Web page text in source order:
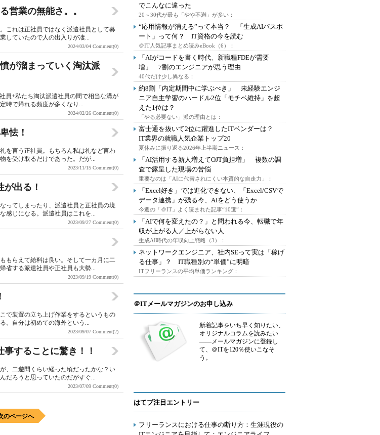
業の無能さ。。
これは正社員ではなく派遣社員として募
していたので人の出入りが凄...
2024/03/04 Comment(0)
が溜まっていく淘汰派
員+私たち淘汰派遣社員の間で相当な溝が
時で帰れる頻度が多くなり...
2024/02/26 Comment(0)
怯！
を言う正社員。もちろん私は礼など言わ
を受け取るだけであった。だが...
2023/11/15 Comment(0)
出る！
ってしまったり、派遣社員と正社員の境
感じになる。派遣社員はこれを...
2023/09/27 Comment(0)
もらえて給料は良い。そして一カ月に二
省する派遣社員や正社員も大勢...
2023/09/19 Comment(0)
で装置の立ち上げ作業をするというもの
。自分は初めての海外という...
2023/09/07 Comment(2)
することに驚き！！
、二遊間くらい経った頃だったかな？い
だろうと思っていたのだがすぐ...
2023/07/09 Comment(0)
のページへ
でこんなに違った
20～30代が最も「やや不満」が多い：
“応用情報が消える”って本当？ 「生成AIパスポ
ート」って何？ IT資格の今を読む
＠IT人気記事まとめ読みeBook（6）：
「AIがコードを書く時代、新職種FDEが需要
増」 7割のエンジニアが思う理由
40代だけ少し異なる：
約8割「内定期間中に学ぶべき」 未経験エンジ
ニア自主学習のハードル2位「モチベ維持」を超
えた1位は？
「やる必要ない」派の理由とは：
富士通を抜いて2位に躍進したITベンダーは？
IT業界の就職人気企業トップ20
夏休みに振り返る2026年上半期ニュース：
「AI活用する新人増えてOJT負担増」 複数の調
査で露呈した現場の苦悩
重要なのは「AIに代替されにくい本質的な自走力」：
「Excel好き」では進化できない、「Excel/CSVで
データ連携」が残る今、AIをどう使うか
今週の「＠IT」よく読まれた記事“10選”：
「AIで何を変えたの？」と問われる今、転職で年
収が上がる人／上がらない人
生成AI時代の年収向上戦略（3）：
ネットワークエンジニア、社内SEって実は「稼げ
る仕事」？ IT職種別の“単価”に明暗
ITフリーランスの平均単価ランキング：
＠ITメールマガジンのお申し込み
新着記事をいち早く知りたい、
オリジナルコラムを読みたい
――メールマガジンに登録し
て、＠ITを120％使いこなそ
う。
はてブ注目エントリー
フリーランスにおける仕事の断り方：生涯現役の